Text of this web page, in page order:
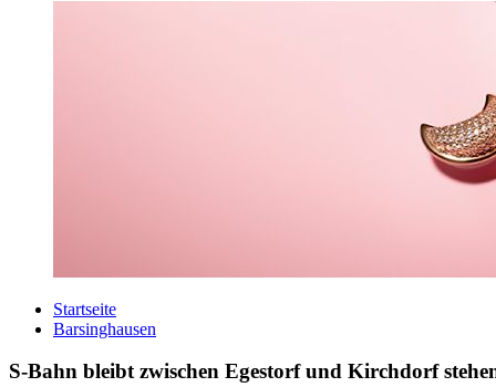
Startseite
Barsinghausen
S-Bahn bleibt zwischen Egestorf und Kirchdorf